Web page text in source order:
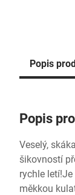
Popis
Popis
Veselý,
šikovností
rychle
měkkou